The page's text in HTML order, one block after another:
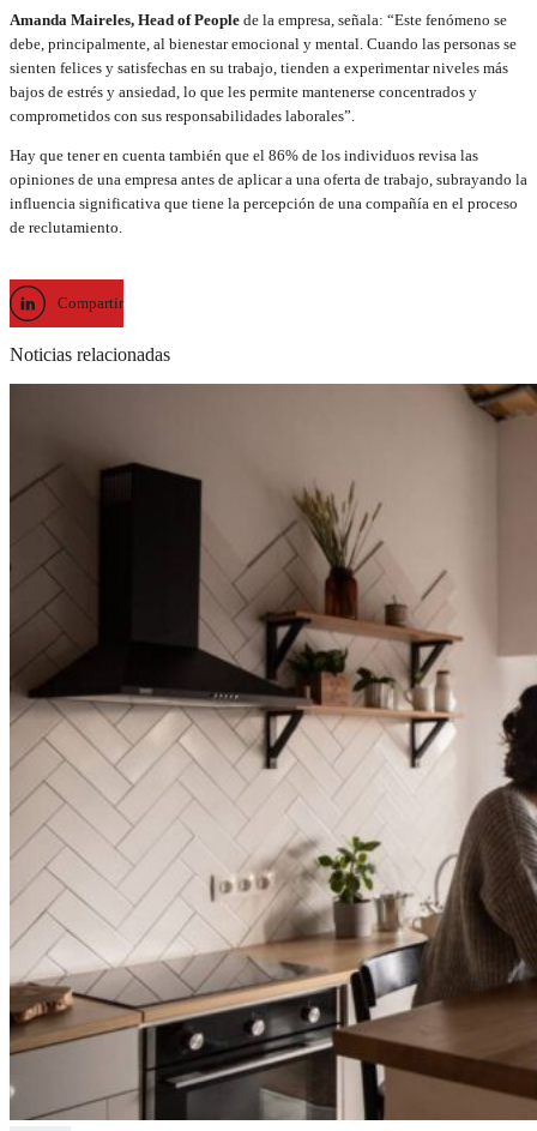
Amanda Maireles, Head of People de la empresa, señala: “Este fenómeno se
debe, principalmente, al bienestar emocional y mental. Cuando las personas se
sienten felices y satisfechas en su trabajo, tienden a experimentar niveles más
bajos de estrés y ansiedad, lo que les permite mantenerse concentrados y
comprometidos con sus responsabilidades laborales”.
Hay que tener en cuenta también que el 86% de los individuos revisa las
opiniones de una empresa antes de aplicar a una oferta de trabajo, subrayando la
influencia significativa que tiene la percepción de una compañía en el proceso
de reclutamiento.
Compartir
Noticias relacionadas